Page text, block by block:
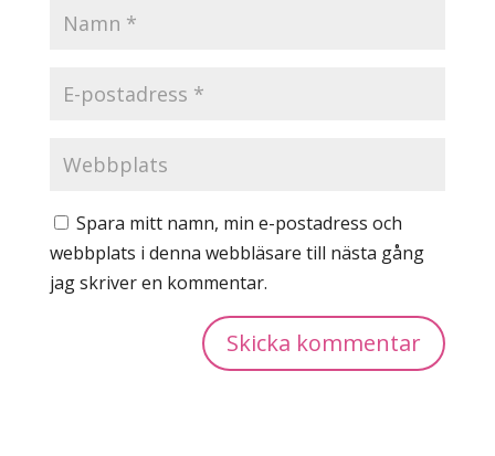
Spara mitt namn, min e-postadress och
webbplats i denna webbläsare till nästa gång
jag skriver en kommentar.